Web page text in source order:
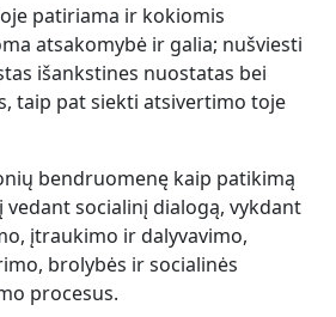
patiriama ir kokiomis
atsakomybė ir galia; nušviesti
išankstines nuostatas bei
taip pat siekti atsivertimo toje
bendruomenę kaip patikimą
socialinį dialogą, vykdant
įtraukimo ir dalyvavimo,
brolybės ir socialinės
procesus.